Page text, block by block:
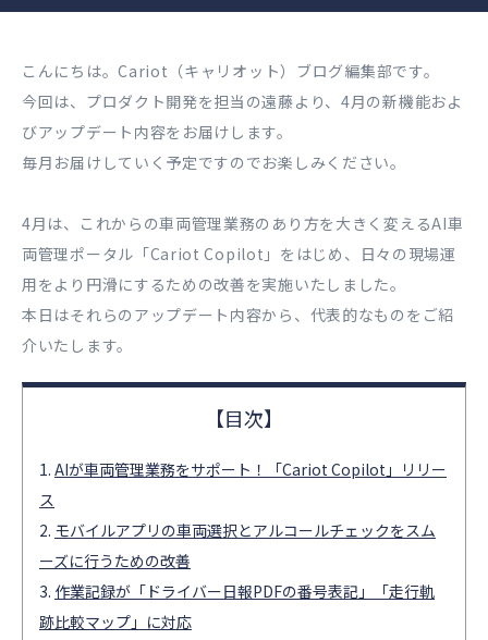
こんにちは。Cariot（キャリオット）ブログ編集部です。
今回は、プロダクト開発を担当の遠藤より、4月の新機能およ
びアップデート内容をお届けします。
毎月お届けしていく予定ですのでお楽しみください。
4月は、これからの車両管理業務のあり方を大きく変えるAI車
両管理ポータル「Cariot Copilot」をはじめ、日々の現場運
用をより円滑にするための改善を実施いたしました。
本日はそれらのアップデート内容から、代表的なものをご紹
介いたします。
AIが車両管理業務をサポート！「Cariot Copilot」リリー
ス
モバイルアプリの車両選択とアルコールチェックをスム
ーズに行うための改善
作業記録が「ドライバー日報PDFの番号表記」「走行軌
跡比較マップ」に対応